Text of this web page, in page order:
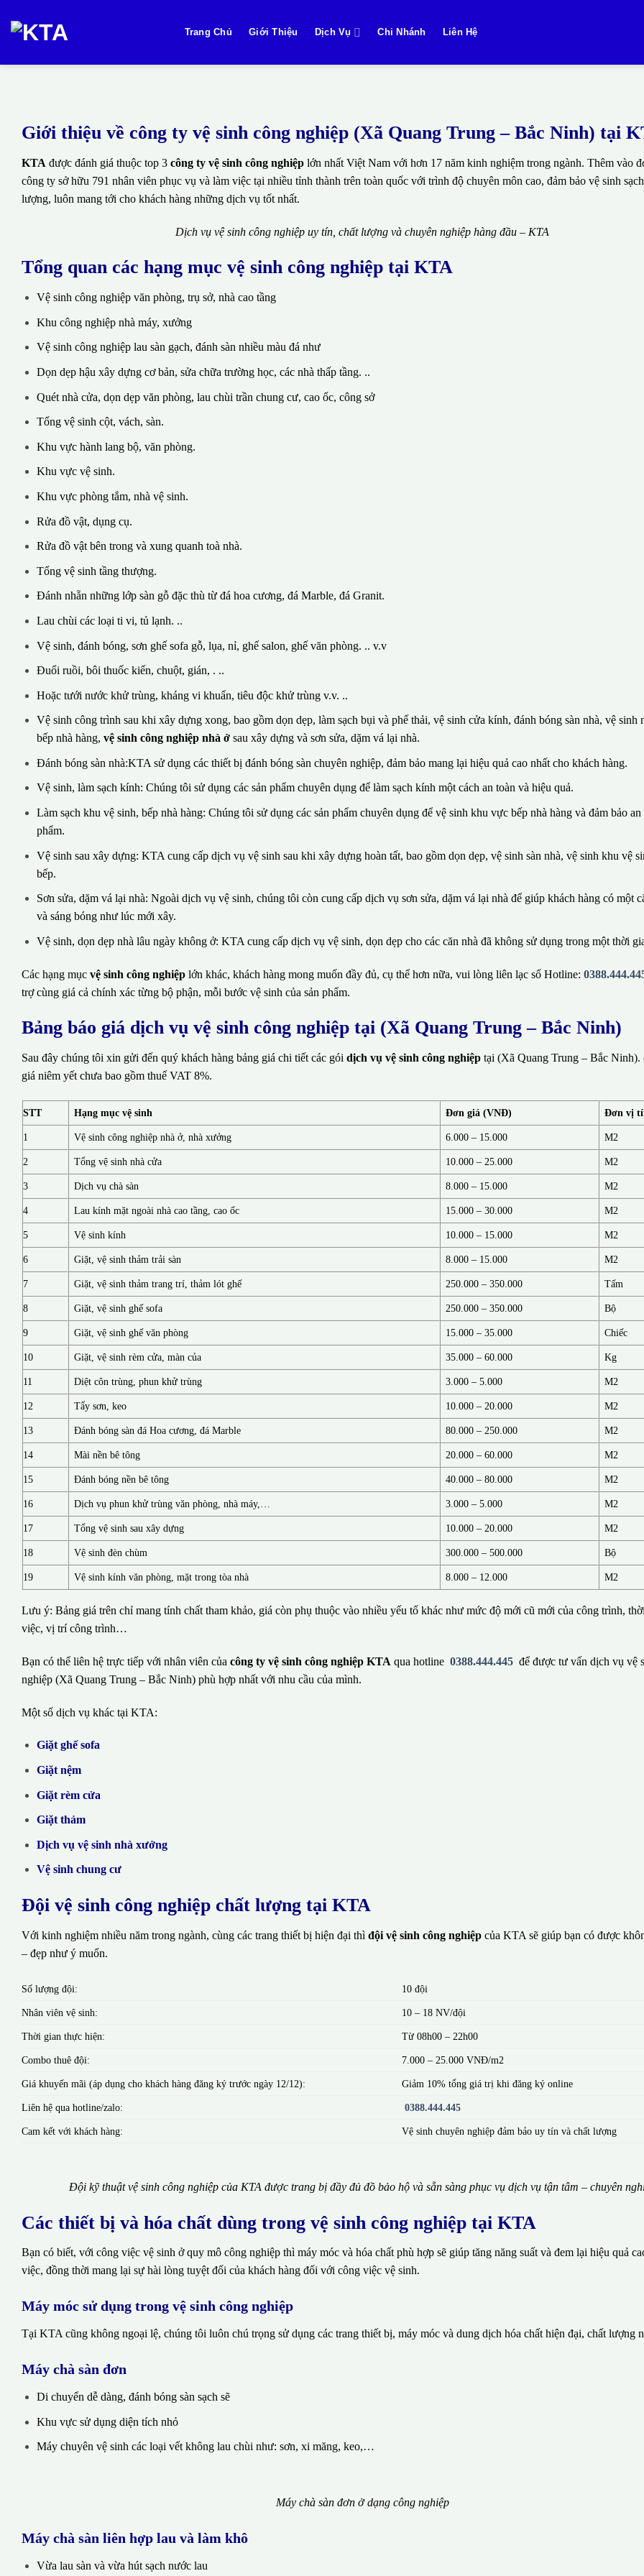
qua
dung
Trang Chủ Giới Thiệu Dịch Vụ Chi Nhánh Liên Hệ
Giới thiệu về công ty vệ sinh công nghiệp (Xã Quang Trung – Bắc Ninh) tại
KTA được đánh giá thuộc top 3 công ty vệ sinh công nghiệp lớn nhất Việt Nam với hơn 17 năm kinh nghiệm trong ngành. Thêm vào
công ty sở hữu 791 nhân viên phục vụ và làm việc tại nhiều tỉnh thành trên toàn quốc với trình độ chuyên môn cao, đảm bảo vệ sinh
lượng, luôn mang tới cho khách hàng những dịch vụ tốt nhất.
Dịch vụ vệ sinh công nghiệp uy tín, chất lượng và chuyên nghiệp hàng đầu – KTA
Tổng quan các hạng mục vệ sinh công nghiệp tại KTA
Vệ sinh công nghiệp văn phòng, trụ sở, nhà cao tầng
Khu công nghiệp nhà máy, xưởng
Vệ sinh công nghiệp lau sàn gạch, đánh sàn nhiều màu đá như
Dọn dẹp hậu xây dựng cơ bản, sửa chữa trường học, các nhà thấp tầng. ..
Quét nhà cửa, dọn dẹp văn phòng, lau chùi trần chung cư, cao ốc, công sở
Tổng vệ sinh cột, vách, sàn.
Khu vực hành lang bộ, văn phòng.
Khu vực vệ sinh.
Khu vực phòng tắm, nhà vệ sinh.
Rửa đồ vật, dụng cụ.
Rửa đồ vật bên trong và xung quanh toà nhà.
Tổng vệ sinh tầng thượng.
Đánh nhẵn những lớp sàn gỗ đặc thù từ đá hoa cương, đá Marble, đá Granit.
Lau chùi các loại ti vi, tủ lạnh. ..
Vệ sinh, đánh bóng, sơn ghế sofa gỗ, lụa, nỉ, ghế salon, ghế văn phòng. .. v.v
Đuổi ruồi, bôi thuốc kiến, chuột, gián, . ..
Hoặc tưới nước khử trùng, kháng vi khuẩn, tiêu độc khử trùng v.v. ..
Vệ sinh công trình sau khi xây dựng xong, bao gồm dọn dẹp, làm sạch bụi và phế thải, vệ sinh cửa kính, đánh bóng sàn nhà, vệ sinh
bếp nhà hàng, vệ sinh công nghiệp nhà ởsau xây dựng và sơn sửa, dặm vá lại nhà.
Đánh bóng sàn nhà:KTA sử dụng các thiết bị đánh bóng sàn chuyên nghiệp, đảm bảo mang lại hiệu quả cao nhất cho khách hàng.
Vệ sinh, làm sạch kính: Chúng tôi sử dụng các sản phẩm chuyên dụng để làm sạch kính một cách an toàn và hiệu quả.
Làm sạch khu vệ sinh, bếp nhà hàng: Chúng tôi sử dụng các sản phẩm chuyên dụng để vệ sinh khu vực bếp nhà hàng và đảm bảo
phẩm.
Vệ sinh sau xây dựng: KTA cung cấp dịch vụ vệ sinh sau khi xây dựng hoàn tất, bao gồm dọn dẹp, vệ sinh sàn nhà, vệ sinh khu vệ
bếp.
Sơn sửa, dặm vá lại nhà: Ngoài dịch vụ vệ sinh, chúng tôi còn cung cấp dịch vụ sơn sửa, dặm vá lại nhà để giúp khách hàng có một
và sáng bóng như lúc mới xây.
Vệ sinh, dọn dẹp nhà lâu ngày không ở: KTA cung cấp dịch vụ vệ sinh, dọn dẹp cho các căn nhà đã không sử dụng trong một thời
Các hạng mục vệ sinh công nghiệp lớn khác, khách hàng mong muốn đầy đủ, cụ thể hơn nữa, vui lòng liên lạc số Hotline:
trợ cùng giá cả chính xác từng bộ phận, mỗi bước vệ sinh của sản phẩm.
Bảng báo giá dịch vụ vệ sinh công nghiệp tại (Xã Quang Trung – Bắc Ninh)
Sau đây chúng tôi xin gửi đến quý khách hàng bảng giá chi tiết các gói dịch vụ vệ sinh công nghiệp tại (Xã Quang Trung – Bắc Ninh).
giá niêm yết chưa bao gồm thuế VAT 8%.
STT Hạng mục vệ sinh Đơn giá (VNĐ) Đơn vị
1 Vệ sinh công nghiệp nhà ở, nhà xưởng 6.000 – 15.000 M2
2 Tổng vệ sinh nhà cửa 10.000 – 25.000 M2
3 Dịch vụ chà sàn 8.000 – 15.000 M2
4 Lau kính mặt ngoài nhà cao tầng, cao ốc 15.000 – 30.000 M2
5 Vệ sinh kính 10.000 – 15.000 M2
6 Giặt, vệ sinh thảm trải sàn 8.000 – 15.000 M2
7 Giặt, vệ sinh thảm trang trí, thảm lót ghế 250.000 – 350.000 Tấm
8 Giặt, vệ sinh ghế sofa 250.000 – 350.000 Bộ
9 Giặt, vệ sinh ghế văn phòng 15.000 – 35.000 Chiếc
10 Giặt, vệ sinh rèm cửa, màn của 35.000 – 60.000 Kg
11 Diệt côn trùng, phun khử trùng 3.000 – 5.000 M2
12 Tẩy sơn, keo 10.000 – 20.000 M2
13 Đánh bóng sàn đá Hoa cương, đá Marble 80.000 – 250.000 M2
14 Mài nền bê tông 20.000 – 60.000 M2
15 Đánh bóng nền bê tông 40.000 – 80.000 M2
16 Dịch vụ phun khử trùng văn phòng, nhà máy,… 3.000 – 5.000 M2
17 Tổng vệ sinh sau xây dựng 10.000 – 20.000 M2
18 Vệ sinh đèn chùm 300.000 – 500.000 Bộ
19 Vệ sinh kính văn phòng, mặt trong tòa nhà 8.000 – 12.000 M2
Lưu ý: Bảng giá trên chỉ mang tính chất tham khảo, giá còn phụ thuộc vào nhiều yếu tố khác như mức độ mới cũ mới của công trình,
việc, vị trí công trình…
Bạn có thể liên hệ trực tiếp với nhân viên của công ty vệ sinh công nghiệp KTA qua hotline 0388.444.445 để được tư vấn dịch vụ vệ
nghiệp (Xã Quang Trung – Bắc Ninh) phù hợp nhất với nhu cầu của mình.
Một số dịch vụ khác tại KTA:
Giặt ghế sofa
Giặt nệm
Giặt rèm cửa
Giặt thảm
Dịch vụ vệ sinh nhà xưởng
Vệ sinh chung cư
Đội vệ sinh công nghiệp chất lượng tại KTA
Với kinh nghiệm nhiều năm trong ngành, cùng các trang thiết bị hiện đại thì đội vệ sinh công nghiệp của KTA sẽ giúp bạn có được
– đẹp như ý muốn.
Số lượng đội: 10 đội
Nhân viên vệ sinh: 10 – 18 NV/đội
Thời gian thực hiện: Từ 08h00 – 22h00
Combo thuê đội: 7.000 – 25.000 VNĐ/m2
Giá khuyến mãi (áp dụng cho khách hàng đăng ký trước ngày 12/12): Giảm 10% tổng giá trị khi đăng ký online
Liên hệ qua hotline/zalo: 0388.444.445
Cam kết với khách hàng: Vệ sinh chuyên nghiệp đảm bảo uy tín và chất lượng
Đội kỹ thuật vệ sinh công nghiệp của KTA được trang bị đầy đủ đồ bảo hộ và sẵn sàng phục vụ dịch vụ tận tâm – chuyên
Các thiết bị và hóa chất dùng trong vệ sinh công nghiệp tại KTA
Bạn có biết, với công việc vệ sinh ở quy mô công nghiệp thì máy móc và hóa chất phù hợp sẽ giúp tăng năng suất và đem lại hiệu quả
việc, đồng thời mang lại sự hài lòng tuyệt đối của khách hàng đối với công việc vệ sinh.
Máy móc sử dụng trong vệ sinh công nghiệp
Tại KTA cũng không ngoại lệ, chúng tôi luôn chú trọng sử dụng các trang thiết bị, máy móc và dung dịch hóa chất hiện đại, chất lượng
Máy chà sàn đơn
Di chuyển dễ dàng, đánh bóng sàn sạch sẽ
Khu vực sử dụng diện tích nhỏ
Máy chuyên vệ sinh các loại vết không lau chùi như: sơn, xi măng, keo,…
Máy chà sàn đơn ở dạng công nghiệp
Máy chà sàn liên hợp lau và làm khô
Vừa lau sàn và vừa hút sạch nước lau